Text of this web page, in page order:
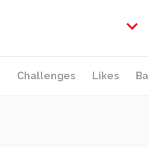
Challenges Likes